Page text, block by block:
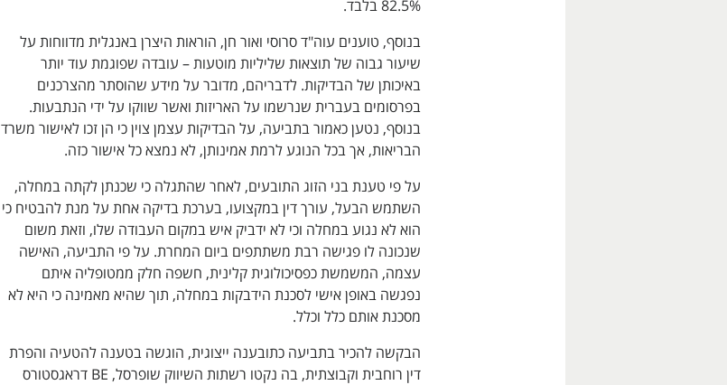
82.5% בלבד.
בנוסף, טוענים עוה"ד סרוסי ואור חן, הוראות היצרן באנגלית מדווחות על
שיעור גבוה של תוצאות שליליות מוטעות – עובדה שפוגמת עוד יותר
באיכותן של הבדיקות. לדבריהם, מדובר על מידע שהוסתר מהצרכנים
בפרסומים בעברית שנרשמו על האריזות ואשר שווקו על ידי הנתבעות.
בנוסף, נטען כאמור בתביעה, על הבדיקות עצמן צוין כי הן זכו לאישור משרד
הבריאות, אך בכל הנוגע לרמת אמינותן, לא נמצא כל אישור כזה.
על פי טענת בני הזוג התובעים, לאחר שהתגלה כי שכנתן לקתה במחלה,
השתמש הבעל, עורך דין במקצועו, בערכת בדיקה אחת על מנת להבטיח כי
הוא לא נגוע במחלה וכי לא ידביק איש במקום העבודה שלו, וזאת משום
שנכונה לו פגישה רבת משתתפים ביום המחרת. על פי התביעה, האישה
עצמה, המשמשת כפסיכולוגית קלינית, חשפה חלק ממטופליה איתם
נפגשה באופן אישי לסכנת הידבקות במחלה, תוך שהיא מאמינה כי היא לא
מסכנת אותם כלל וכלל.
הבקשה להכיר בתביעה כתובענה ייצוגית, הוגשה בטענה להטעיה והפרת
דין רוחבית וקבוצתית, בה נקטו רשתות השיווק שופרסל, BE דראגסטורס